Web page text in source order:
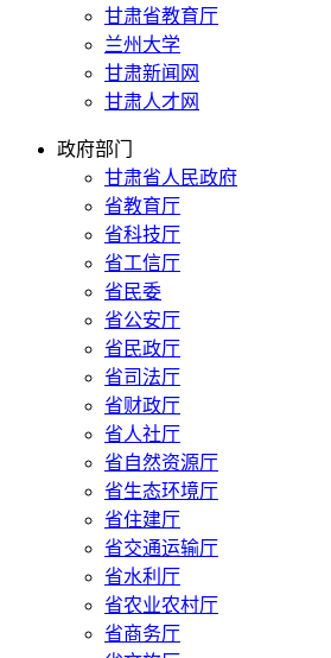
甘肃省教育厅
兰州大学
甘肃新闻网
甘肃人才网
政府部门
甘肃省人民政府
省教育厅
省科技厅
省工信厅
省民委
省公安厅
省民政厅
省司法厅
省财政厅
省人社厅
省自然资源厅
省生态环境厅
省住建厅
省交通运输厅
省水利厅
省农业农村厅
省商务厅